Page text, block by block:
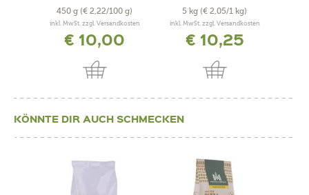
450 g (€ 2,22/100 g)
inkl. MwSt. zzgl. Versandkosten
€ 10,00
5 kg (€ 2,05/1 kg)
inkl. MwSt. zzgl. Versandkosten
€ 10,25
KÖNNTE DIR AUCH SCHMECKEN